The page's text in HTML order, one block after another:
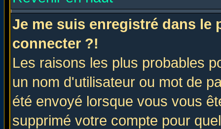
Je me suis enregistré dans le
connecter ?!
Les raisons les plus probables
un nom d'utilisateur ou mot de
été envoyé lorsque vous vous
supprimé votre compte pour